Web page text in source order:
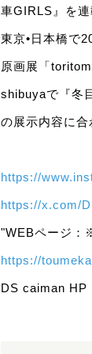
車GIRLS』を
東京•日本橋で
原画展「
shibuyaで『冬
の展示内容に合
https://
https://x.com/
"WEBページ
https://
DS caiman